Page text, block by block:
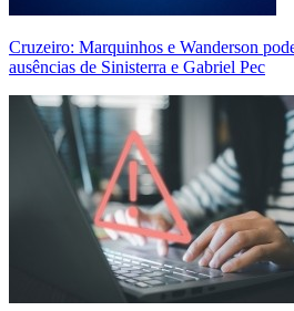
Cruzeiro: Marquinhos e Wanderson
ausências de Sinisterra e Gabriel Pec